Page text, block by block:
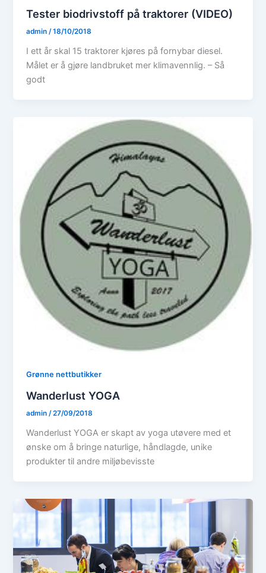
Tester biodrivstoff på traktorer (VIDEO)
admin/18/10/2018
I ett år skal 15 traktorer kjøres på fornybar diesel.
Målet er å gjøre landbruket mer klimavennlig. – Så
godt
Grønne nettbutikker
Wanderlust YOGA
admin/27/09/2018
Wanderlust YOGA er skapt av yoga utøvere med et
ønske om å bringe naturlige, håndlagde, unike
produkter til andre miljøbevisste